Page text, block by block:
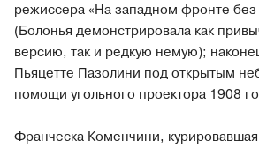
режиссера «На западном фронте
(Болонья демонстрировала как
версию, так и редкую немую);
Пьяцетте Пазолини под открытым
помощи угольного проектора 1908
Франческа Коменчини,